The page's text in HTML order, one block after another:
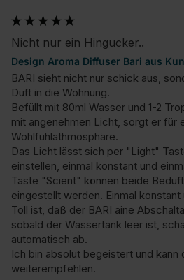
Nicht nur ein Hingucker..
Design Aroma Diffuser Bari aus
BARI sieht nicht nur schick aus,
Duft in die Wohnung.
Befüllt mit 80ml Wasser und 1-2
mit angenehmen Licht, sorgt er für
Wohlfühlathmosphäre.
Das Licht lässt sich per "Light"
einstellen, einmal konstant und
Taste "Scient" können beide
eingestellt werden. Einmal konstant
Toll ist, daß der BARI aine
sobald der Wassertank leer ist,
automatisch ab.
Ich bin absolut begeistert und kann
weiterempfehlen.